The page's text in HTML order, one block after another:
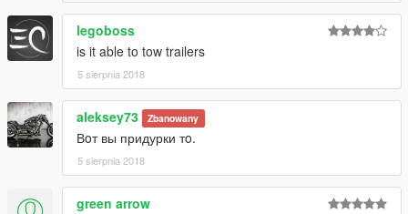
legoboss
is it able to tow trailers
5 sierpnia 2018
aleksey73 Zbanowany
Вoт вы придурки тo.
5 sierpnia 2018
green arrow